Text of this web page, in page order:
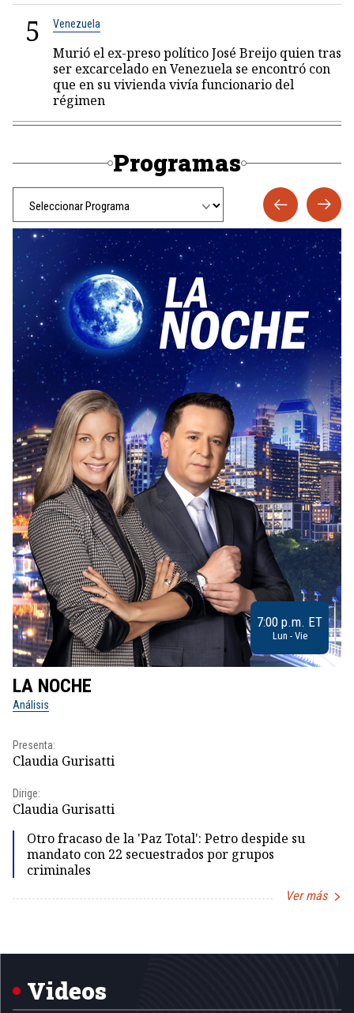
5 Venezuela
Murió el ex-preso político José Breijo quien tras
ser excarcelado en Venezuela se encontró con
que en su vivienda vivía funcionario del
régimen
Programas
7:00 p.m. ET
Lun - Vie
LA NOCHE
Análisis
Presenta:
Claudia Gurisatti
Dirige:
Claudia Gurisatti
Otro fracaso de la 'Paz Total': Petro despide su
mandato con 22 secuestrados por grupos
criminales
Ver más
5
Videos